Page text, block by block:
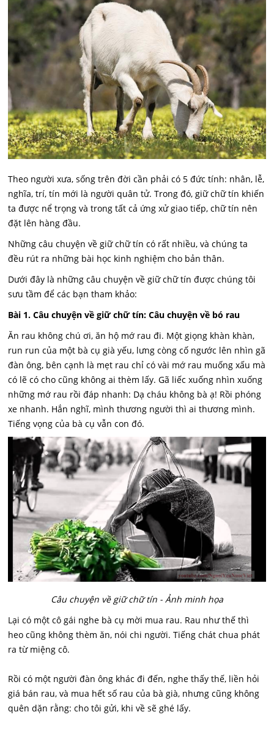
Theo người xưa, sống trên đời cần phải có 5 đức tính: nhân, lễ,
nghĩa, trí, tín mới là người quân tử. Trong đó, giữ chữ tín khiến
ta được nể trọng và trong tất cả ứng xử giao tiếp, chữ tín nên
đặt lên hàng đầu.
Những câu chuyện về giữ chữ tín có rất nhiều, và chúng ta
đều rút ra những bài học kinh nghiệm cho bản thân.
Dưới đây là những câu chuyện về giữ chữ tín được chúng tôi
sưu tầm để các bạn tham khảo:
Bài 1. Câu chuyện về giữ chữ tín: Câu chuyện về bó rau
Ăn rau không chú ơi, ăn hộ mớ rau đi. Một giọng khàn khàn,
run run của một bà cụ già yếu, lưng còng cố ngước lên nhìn gã
đàn ông, bên cạnh là mẹt rau chỉ có vài mớ rau muống xấu mà
có lẽ có cho cũng không ai thèm lấy. Gã liếc xuống nhìn xuống
những mớ rau rồi đáp nhanh: Dạ cháu không bà ạ! Rồi phóng
xe nhanh. Hắn nghĩ, mình thương người thì ai thương mình.
Tiếng vọng của bà cụ vẫn con đó.
Câu chuyện về giữ chữ tín - Ảnh minh họa
Lại có một cô gái nghe bà cụ mời mua rau. Rau như thế thì
heo cũng không thèm ăn, nói chi người. Tiếng chát chua phát
ra từ miệng cô.
Rồi có một người đàn ông khác đi đến, nghe thấy thế, liền hỏi
giá bán rau, và mua hết số rau của bà già, nhưng cũng không
quên dặn rằng: cho tôi gửi, khi về sẽ ghé lấy.